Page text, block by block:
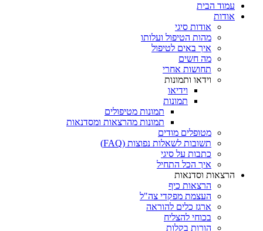
עמוד הבית
אודות
אודות סיגי
מהות הטיפול ועלותו
איך באים לטיפול
מה חשים
תחושות אחרי
וידאו ותמונות
וידיאו
תמונות
תמונות מטיפולים
תמונות מהרצאות ומסדנאות
מטופלים מודים
תשובות לשאלות נפוצות (FAQ)
כתבות על סיגי
איך הכל התחיל
הרצאות וסדנאות
הרצאות כיף
העצמת מפקדי צה"ל
ארגז כלים להוראה
בכוחי להצליח
הורות בקלות